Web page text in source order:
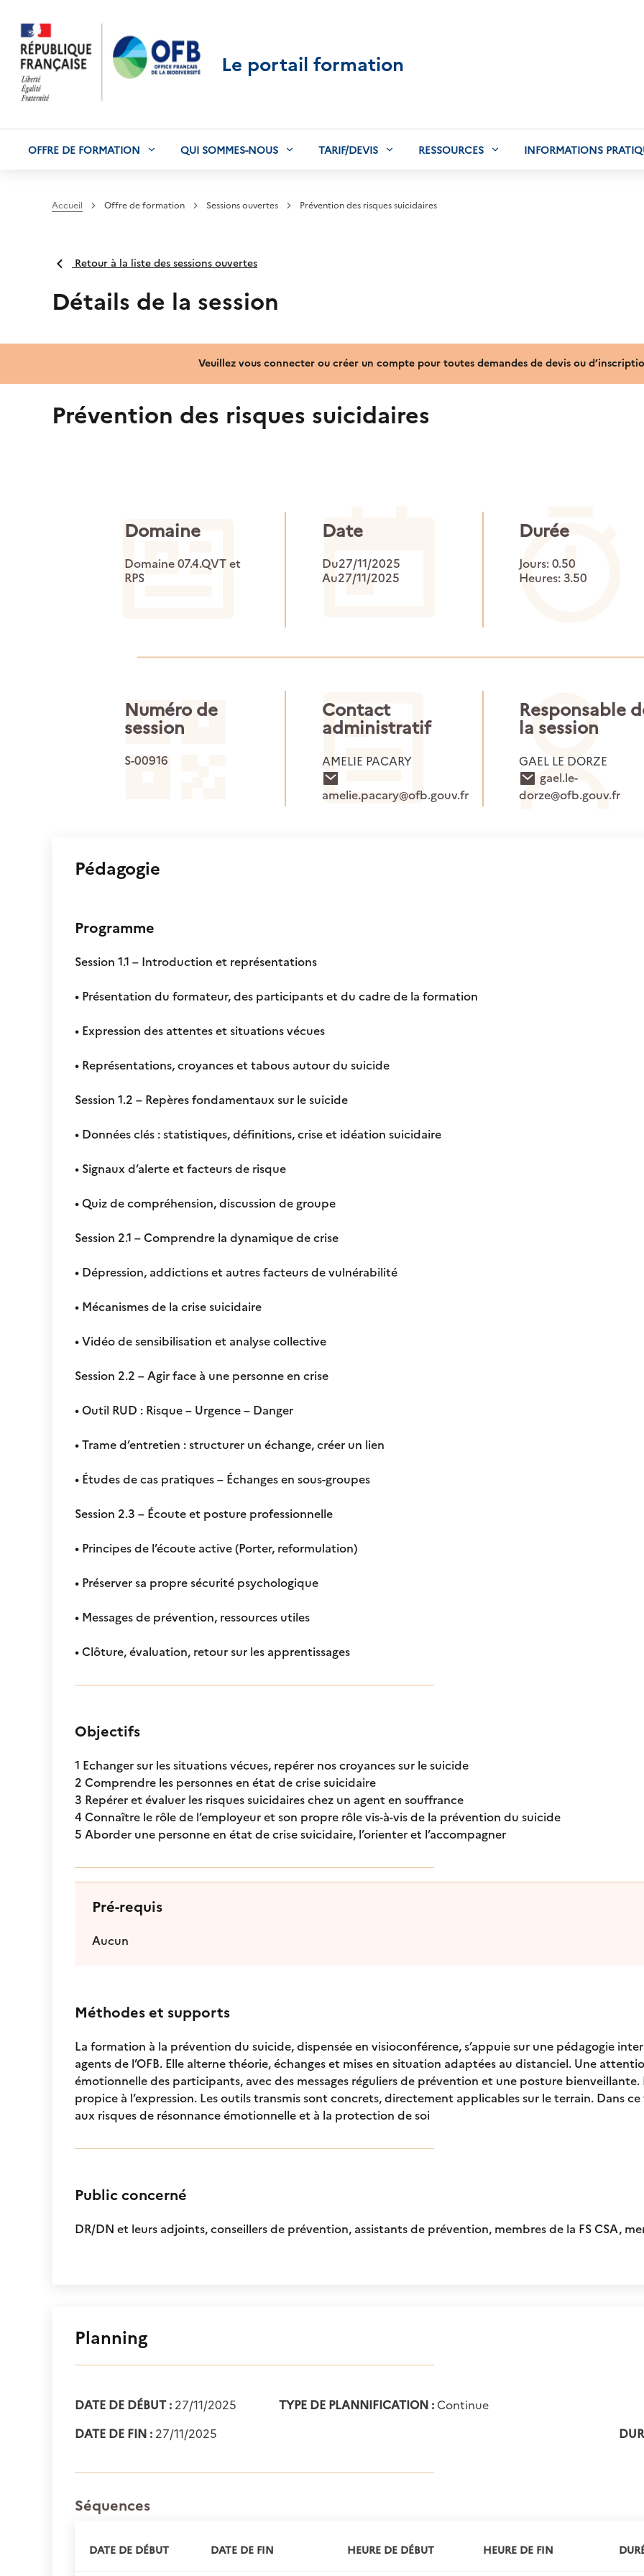
Le portail formation
OFFRE DE FORMATION QUI SOMMES-NOUS TARIF/DEVIS RESSOURCES INFORMATIONS
Accueil Offre de formation Sessions ouvertes Prévention des risques suicidaires
Retour à la liste des sessions ouvertes
Détails de la session
Veuillez vous connecter ou créer un compte pour toutes demandes de devis ou
Prévention des risques suicidaires
Domaine
Domaine 07.4.QVT et
RPS
Date
Du27/11/2025
Au27/11/2025
Durée
Jours: 0.50
Heures: 3.50
Numéro de
session
S-00916
Contact
administratif
AMELIE PACARY
amelie.pacary@ofb.gouv.fr
Responsable
la session
GAEL LE DORZE
gael.le-
dorze@ofb.gouv.fr
Pédagogie
Programme
Session 1.1 – Introduction et représentations
• Présentation du formateur, des participants et du cadre de la formation
• Expression des attentes et situations vécues
• Représentations, croyances et tabous autour du suicide
Session 1.2 – Repères fondamentaux sur le suicide
• Données clés : statistiques, définitions, crise et idéation suicidaire
• Signaux d’alerte et facteurs de risque
• Quiz de compréhension, discussion de groupe
Session 2.1 – Comprendre la dynamique de crise
• Dépression, addictions et autres facteurs de vulnérabilité
• Mécanismes de la crise suicidaire
• Vidéo de sensibilisation et analyse collective
Session 2.2 – Agir face à une personne en crise
• Outil RUD : Risque – Urgence – Danger
• Trame d’entretien : structurer un échange, créer un lien
• Études de cas pratiques – Échanges en sous-groupes
Session 2.3 – Écoute et posture professionnelle
• Principes de l’écoute active (Porter, reformulation)
• Préserver sa propre sécurité psychologique
• Messages de prévention, ressources utiles
• Clôture, évaluation, retour sur les apprentissages
Objectifs
1 Echanger sur les situations vécues, repérer nos croyances sur le suicide
2 Comprendre les personnes en état de crise suicidaire
3 Repérer et évaluer les risques suicidaires chez un agent en souffrance
4 Connaître le rôle de l’employeur et son propre rôle vis-à-vis de la prévention du suicide
5 Aborder une personne en état de crise suicidaire, l’orienter et l’accompagner
Pré-requis
Aucun
Méthodes et supports
La formation à la prévention du suicide, dispensée en visioconférence, s’appuie sur une pédagogie
agents de l’OFB. Elle alterne théorie, échanges et mises en situation adaptées au distanciel. Une
émotionnelle des participants, avec des messages réguliers de prévention et une posture
propice à l’expression. Les outils transmis sont concrets, directement applicables sur le terrain. Dans
aux risques de résonnance émotionnelle et à la protection de soi
Public concerné
DR/DN et leurs adjoints, conseillers de prévention, assistants de prévention, membres de la FS CSA,
Planning
DATE DE DÉBUT : 27/11/2025 TYPE DE PLANNIFICATION : Continue
DATE DE FIN : 27/11/2025
Séquences
DATE DE DÉBUT DATE DE FIN HEURE DE DÉBUT HEURE DE FIN